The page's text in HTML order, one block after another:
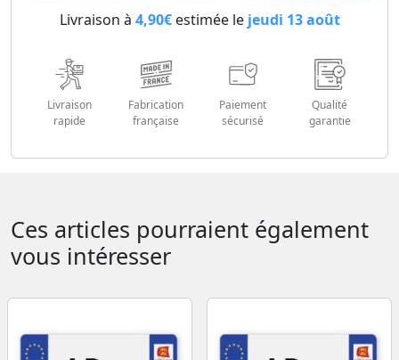
Livraison à 4,90€estimée le jeudi 13 août
Livraison
rapide
Fabrication
française
Paiement
sécurisé
Qualité
garantie
Ces articles pourraient également
vous intéresser